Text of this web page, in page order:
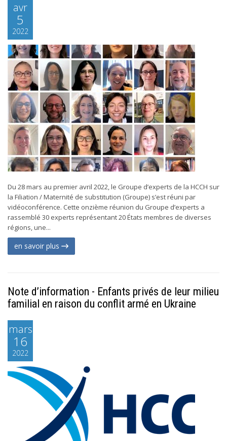
avr
5
2022
Du 28 mars au premier avril 2022, le Groupe d’experts de la HCCH sur
la Filiation / Maternité de substitution (Groupe) s’est réuni par
vidéoconférence. Cette onzième réunion du Groupe d’experts a
rassemblé 30 experts représentant 20 États membres de diverses
régions, une...
en savoir plus
Note d’information - Enfants privés de leur milieu
familial en raison du conflit armé en Ukraine
mars
16
2022